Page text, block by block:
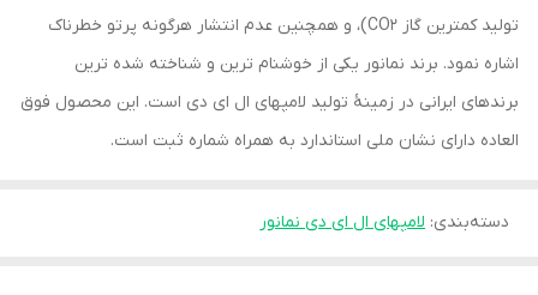
تولید کمترین گاز CO2)، و همچنین عدم انتشار هرگونه پرتو خطرناک
اشاره نمود. برند نمانور یکی از خوشنام ترین و شناخته شده ترین
برندهای ایرانی در زمینۀ تولید لامپهای ال ای دی است. این محصول فوق
العاده دارای نشان ملی استاندارد به همراه شماره ثبت است.
دسته‌بندی: لامپهای ال ای دی نمانور